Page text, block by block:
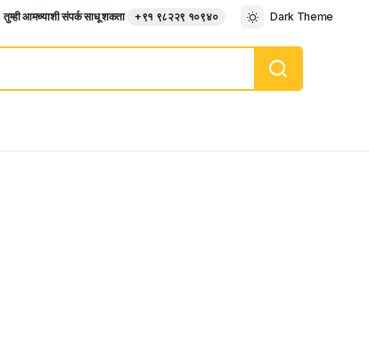
तुम्ही आमच्याशी संपर्क साधू शकता +९१ ९८२२९ १०९४० Dark Theme